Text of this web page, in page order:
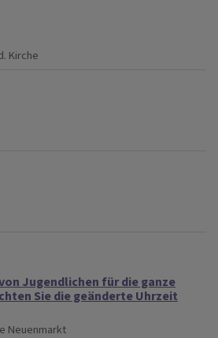
Kirche
Jugendlichen für die ganze
Sie die geänderte Uhrzeit
Neuenmarkt